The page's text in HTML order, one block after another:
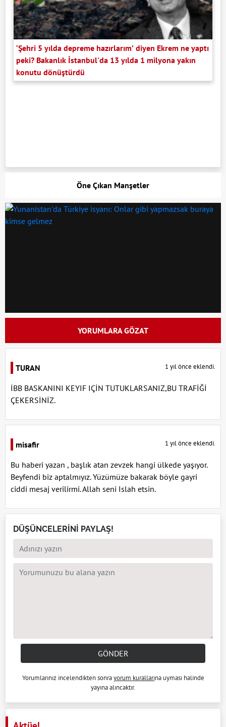
‘Şehri 5 yılda depreme hazırlarım’ diyen Ekrem ne yaptı
peki? Bakanlık İstanbul'da 13 yılda 1 milyona yakın
konutu dönüştürdü
Öne Çıkan Manşetler
YORUMLARA GÖZAT
TURAN 1 yıl önce eklendi.
İBB BASKANINI KEYIF IÇİN TUTUKLARSANIZ,BU TRAFİĞİ
ÇEKERSİNİZ.
misafir 1 yıl önce eklendi.
Bu haberi yazan , başlık atan zevzek hangi ülkede yaşıyor.
Beyfendi biz aptalmıyız. Yüzümüze bakarak böyle gayri
ciddi mesaj verilirmi. Allah seni Islah etsin.
DÜŞÜNCELERİNİ PAYLAŞ!
GÖNDER
Yorumlarınız incelendikten sonrayorum kurallarına uyması halinde
yayına alıncaktır.